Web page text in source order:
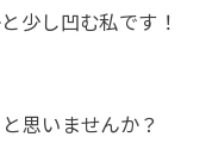
少し凹む私です！
思いませんか？